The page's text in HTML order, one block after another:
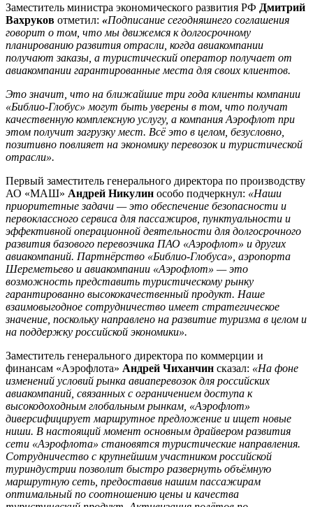
Заместитель министра экономического развития РФ Дмитрий
Вахруков отметил: «Подписание сегодняшнего соглашения
говорит о том, что мы движемся к долгосрочному
планированию развития отрасли, когда авиакомпании
получают заказы, а туристический оператор получает от
авиакомпании гарантированные места для своих клиентов.
Это значит, что на ближайшие три года клиенты компании
«Библио-Глобус» могут быть уверены в том, что получат
качественную комплексную услугу, а компания Аэрофлот при
этом получит загрузку мест. Всё это в целом, безусловно,
позитивно повлияет на экономику перевозок и туристической
отрасли».
Первый заместитель генерального директора по производству
АО «МАШ» Андрей Никулин особо подчеркнул: «Наши
приоритетные задачи — это обеспечение безопасности и
первоклассного сервиса для пассажиров, пунктуальности и
эффективной операционной деятельности для долгосрочного
развития базового перевозчика ПАО «Аэрофлот» и других
авиакомпаний. Партнёрство «Библио-Глобуса», аэропорта
Шереметьево и авиакомпании «Аэрофлот» — это
возможность представить туристическому рынку
гарантированно высококачественный продукт. Наше
взаимовыгодное сотрудничество имеет стратегическое
значение, поскольку направлено на развитие туризма в целом и
на поддержку российской экономики».
Заместитель генерального директора по коммерции и
финансам «Аэрофлота» Андрей Чиханчин сказал: «На фоне
изменений условий рынка авиаперевозок для российских
авиакомпаний, связанных с ограничением доступа к
высокодоходным глобальным рынкам, «Аэрофлот»
диверсифицирует маршрутное предложение и ищет новые
ниши. В настоящий момент основным драйвером развития
сети «Аэрофлота» становятся туристические направления.
Сотрудничество с крупнейшим участником российской
туриндустрии позволит быстро развернуть объёмную
маршрутную сеть, предоставив нашим пассажирам
оптимальный по соотношению цены и качества